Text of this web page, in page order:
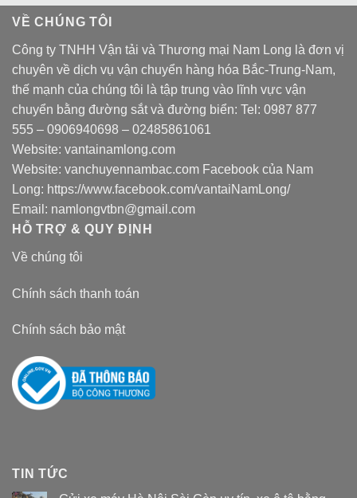
VỀ CHÚNG TÔI
Công ty TNHH Vận tải và Thương mại Nam Long là đơn vị
chuyên về dịch vụ vận chuyển hàng hóa Bắc-Trung-Nam,
thế mạnh của chúng tôi là tập trung vào lĩnh vực vận
chuyển bằng đường sắt và đường biển: Tel: 0987 877
555 – 0906940698 – 02485861061
Website: vantainamlong.com
Website: vanchuyennambac.com Facebook của Nam
Long: https://www.facebook.com/vantaiNamLong/
Email: namlongvtbn@gmail.com
HỖ TRỢ & QUY ĐỊNH
Về chúng tôi
Chính sách thanh toán
Chính sách bảo mật
TIN TỨC